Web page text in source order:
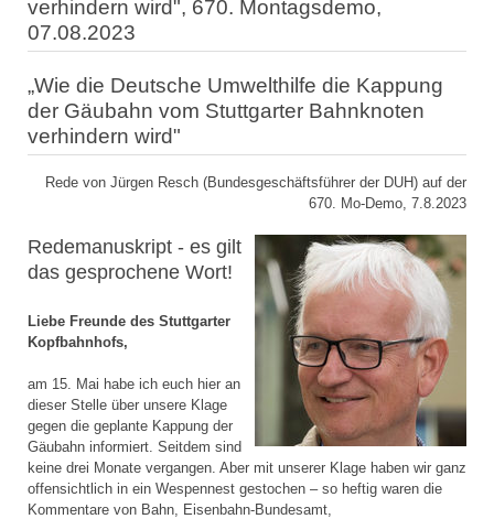
verhindern wird", 670. Montagsdemo,
07.08.2023
„Wie die Deutsche Umwelthilfe die Kappung
der Gäubahn vom Stuttgarter Bahnknoten
verhindern wird"
Rede von Jürgen Resch (Bundesgeschäftsführer der DUH) auf der
670. Mo-Demo, 7.8.2023
Redemanuskript - es gilt
das gesprochene Wort!
Liebe Freunde des Stuttgarter
Kopfbahnhofs,
am 15. Mai habe ich euch hier an
dieser Stelle über unsere Klage
gegen die geplante Kappung der
Gäubahn informiert. Seitdem sind
keine drei Monate vergangen. Aber mit unserer Klage haben wir ganz
offensichtlich in ein Wespennest gestochen – so heftig waren die
Kommentare von Bahn, Eisenbahn-Bundesamt,